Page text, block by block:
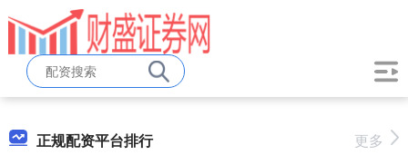
正规配资平台排行 更多